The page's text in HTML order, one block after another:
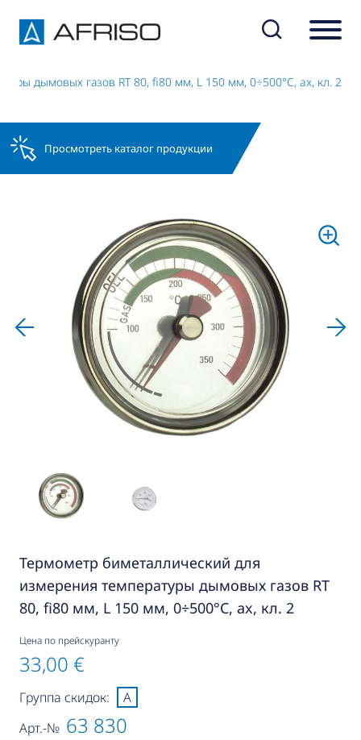
дымовых газов RT 80, fi80 мм, L 150 мм, 0÷500°C, ax, кл. 2
Просмотреть каталог продукции
Термометр биметаллический для
измерения температуры дымовых газов RT
80, fi80 мм, L 150 мм, 0÷500°C, ax, кл. 2
Цена по прейскуранту
33,00 €
Арт.-№ 63 830
Группа скидок: A